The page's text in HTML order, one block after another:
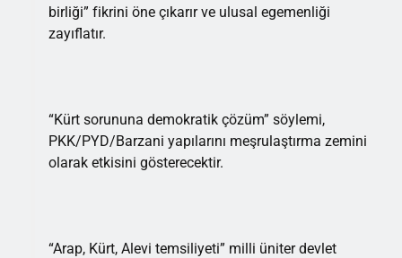
birliği” fikrini öne çıkarır ve ulusal egemenliği
zayıflatır.
“Kürt sorununa demokratik çözüm” söylemi,
PKK/PYD/Barzani yapılarını meşrulaştırma zemini
olarak etkisini gösterecektir.
“Arap, Kürt, Alevi temsiliyeti” milli üniter devlet